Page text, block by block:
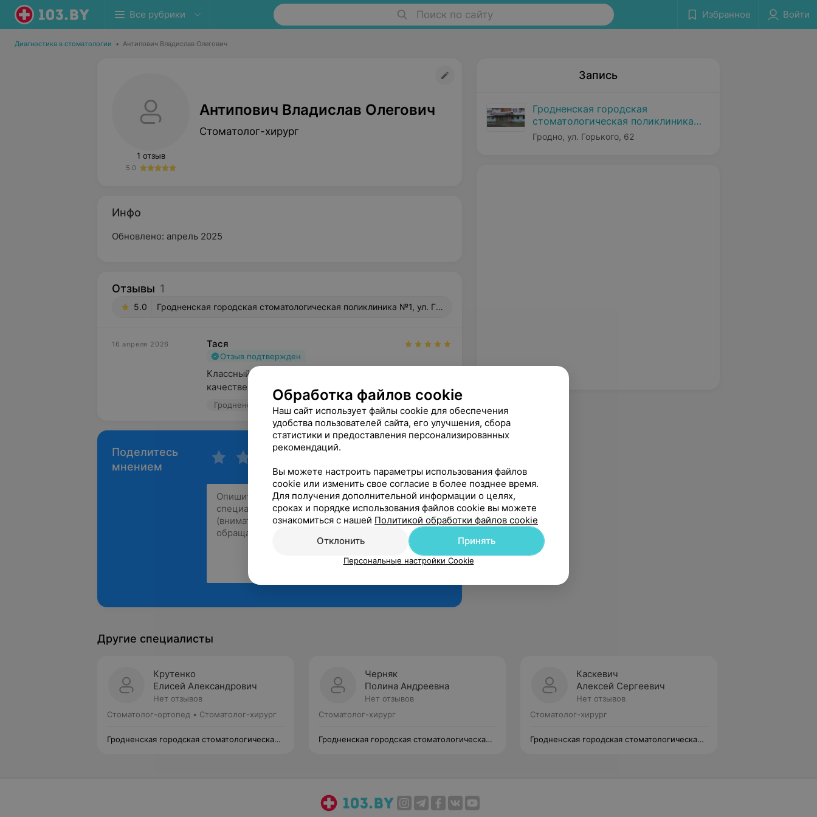
Все рубрики Поиск по сайту Избранное Войти
Диагностика в стоматологии • Антипович Владислав Олегович
1 отзыв
5.0
Антипович Владислав Олегович
Стоматолог-хирург
Инфо
Обновлено: апрель 2025
Отзывы 1
5.0 Гродненская городская стоматологическая поликлиника №1, ул. Горького, 62
16 апреля 2026 Тася
Отзыв подтвержден
Классный специалист. Делает всё быстро,
качественно, профессионально)) Рекомендую
Поделитесь
мнением
Запись
Гродненская городская
стоматологическая поликлиника
№1
Гродно, ул. Горького, 62
Другие специалисты
Крутенко
Елисей Александрович
Нет отзывов
Стоматолог-ортопед • Стоматолог-хирург
Гродненская городская стоматологическая
Черняк
Полина Андреевна
Нет отзывов
Стоматолог-хирург
Гродненская городская стоматологическая
Каскевич
Алексей Сергеевич
Нет отзывов
Стоматолог-хирург
Гродненская городская стоматологическая
Обработка файлов cookie
Наш сайт использует файлы cookie для обеспечения
удобства пользователей сайта, его улучшения, сбора
статистики и предоставления персонализированных
рекомендаций.
Вы можете настроить параметры использования файлов
cookie или изменить свое согласие в более позднее время.
Для получения дополнительной информации о целях,
сроках и порядке использования файлов cookie вы можете
ознакомиться с нашей Политикой обработки файлов cookie
Отклонить
Принять
Персональные настройки Cookie